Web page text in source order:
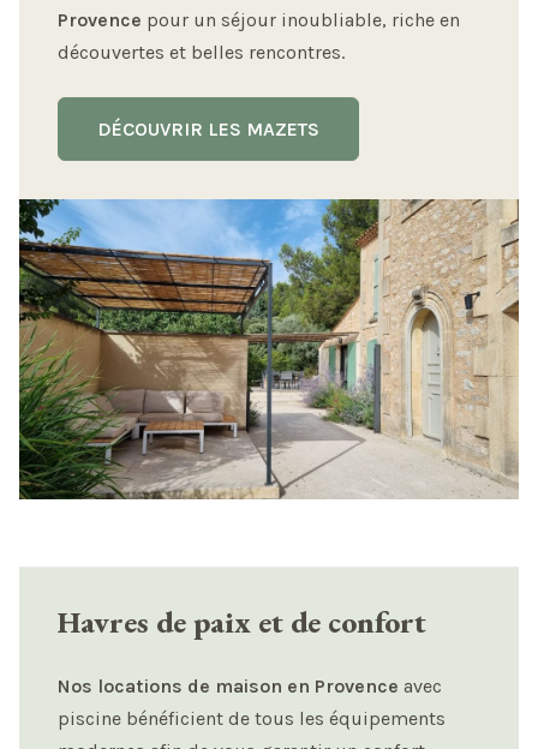
Provence pour un séjour inoubliable, riche en
découvertes et belles rencontres.
DÉCOUVRIR LES MAZETS
Havres de paix et de confort
Nos locations de maison en Provence avec
piscine bénéficient de tous les équipements